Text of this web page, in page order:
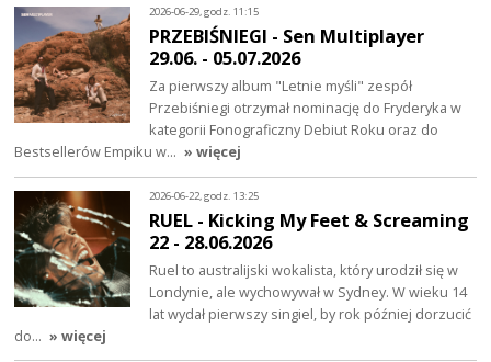
2026-06-29, godz. 11:15
PRZEBIŚNIEGI - Sen Multiplayer
29.06. - 05.07.2026
Za pierwszy album "Letnie myśli" zespół
Przebiśniegi otrzymał nominację do Fryderyka w
kategorii Fonograficzny Debiut Roku oraz do
Bestsellerów Empiku w… » więcej
2026-06-22, godz. 13:25
RUEL - Kicking My Feet & Screaming
22 - 28.06.2026
Ruel to australijski wokalista, który urodził się w
Londynie, ale wychowywał w Sydney. W wieku 14
lat wydał pierwszy singiel, by rok później dorzucić
do… » więcej